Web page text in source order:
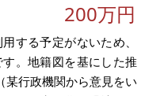
200万円
する予定がないため、
。地籍図を基にした推
某行政機関から意見をい